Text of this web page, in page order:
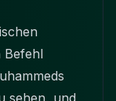
Befehl